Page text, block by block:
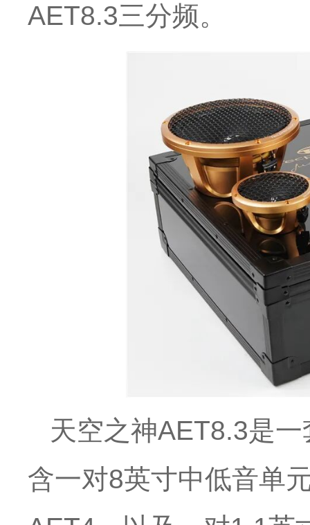
AET8.3三分频。
天空之神AET8.3是
含一对8英寸中低音单